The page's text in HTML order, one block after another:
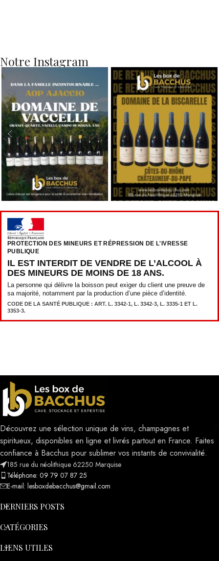
Notre Instagram
PROTECTION DES MINEURS ET RÉPRESSION DE L'IVRESSE
PUBLIQUE
IL EST INTERDIT DE VENDRE DE L’ALCOOL À
DES MINEURS DE MOINS DE 18 ANS.
La personne qui délivre la boisson peut exiger du client une preuve de
sa majorité, notamment par la production d’une pièce d’identité.
CODE DE LA SANTÉ PUBLIQUE : ART. L. 3342-1, L. 3342-3, L. 3335-1 ET L.
3353-3.
Découvrez une sélection unique de vins, champagnes et
spiritueux, disponibles en ligne et livrés partout en France. Faites
confiance à Bacchus pour sublimer vos instants de convivialité.
185 rue du néolithique 62250 Marquise
Téléphone: 09 79 07 87 25
E-mail: lesboxdebacchus@gmail.com
DERNIERS POSTS
CATÉGORIES
LIENS UTILES